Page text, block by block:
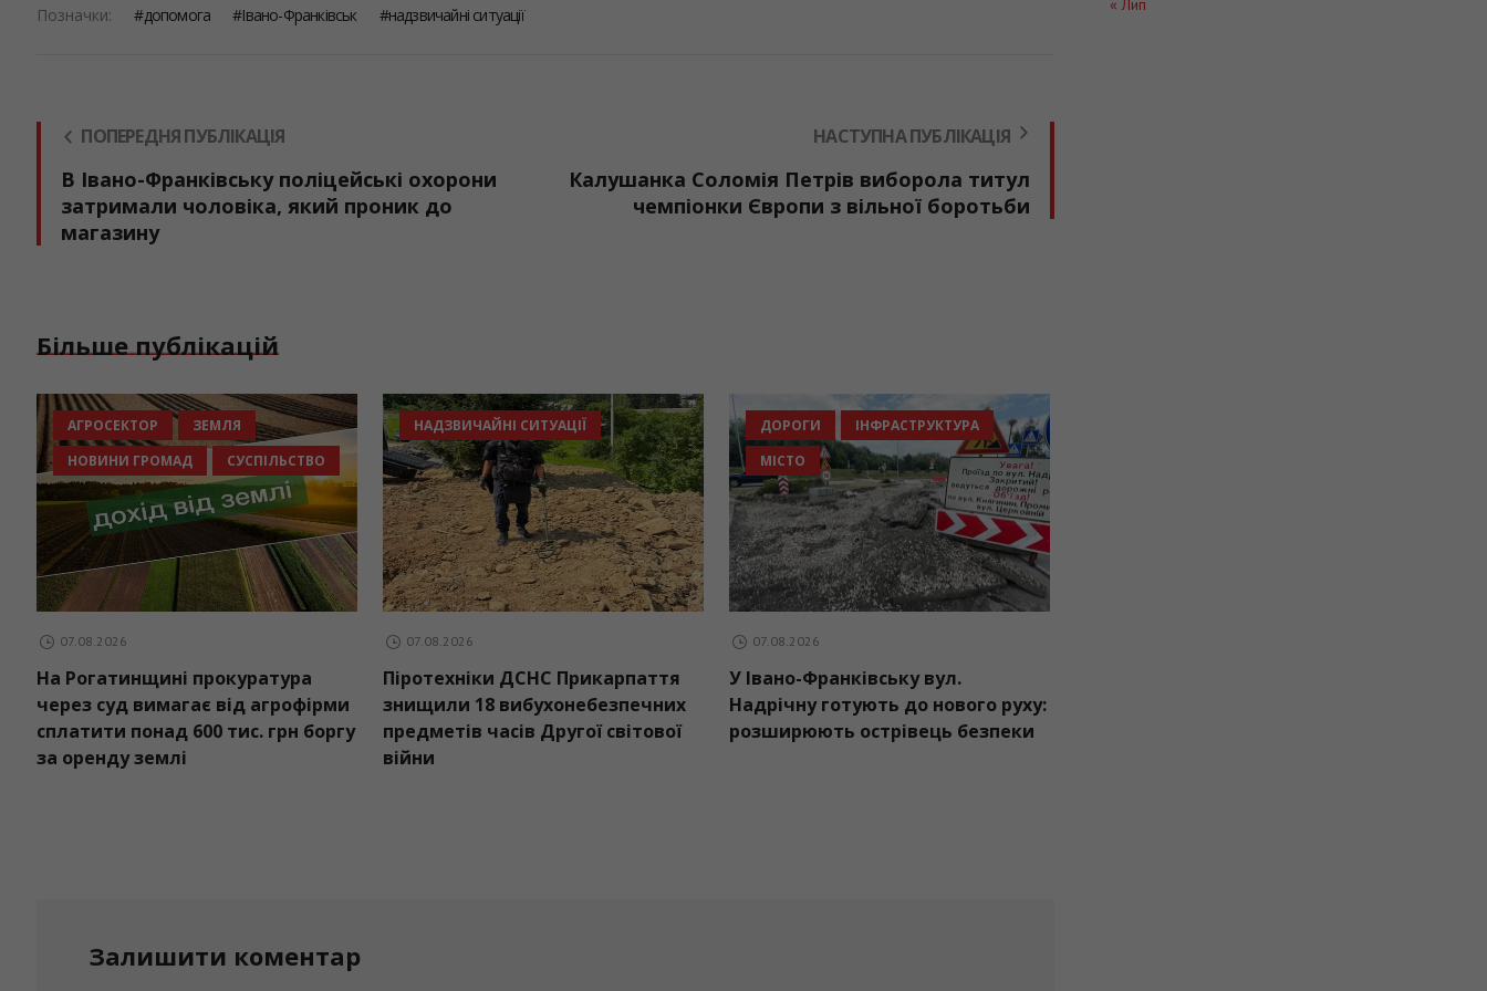
Позначки: допомога Івано-Франківськ надзвичайні ситуації
ПОПЕРЕДНЯ ПУБЛІКАЦІЯ
В Івано-Франківську поліцейські охорони
затримали чоловіка, який проник до
магазину
НАСТУПНА ПУБЛІКАЦІЯ
Калушанка Соломія Петрів виборола титул
чемпіонки Європи з вільної боротьби
Більше публікацій
нові
гімназія та
центр для
АГРОСЕКТОР
ЗЕМЛЯ
НОВИНИ ГРОМАД
СУСПІЛЬСТВО
На Рогатинщині прокуратура
через суд вимагає від агрофірми
сплатити понад 600 тис. грн боргу
НАДЗВИЧАЙНІ СИТУАЦІЇ
Піротехніки ДСНС Прикарпаття
знищили 18 вибухонебезпечних
предметів часів Другої світової
ДОРОГИ
ІНФРАСТРУКТУРА
МІСТО
У Івано-Франківську вул.
Надрічну готують до нового руху:
розширюють острівець безпеки
Залишити коментар
« Лип